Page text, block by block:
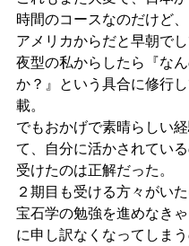
時間のコースなのだけど、
アメリカからだと早朝でし
夜型の私からしたら『な
か？』という具合に修行
載。
でもおかげで素晴らしい
て、自分に活かされてい
受けたのは正解だった。
２期目も受ける方々がいた
宝石学の勉強を進めなき
に申し訳なくなってしま